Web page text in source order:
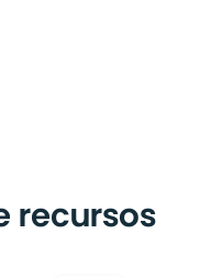
recursos